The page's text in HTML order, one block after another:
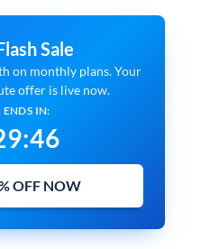
Sale
on monthly plans. Your
offer is live now.
ENDS IN:
:45
OFF NOW